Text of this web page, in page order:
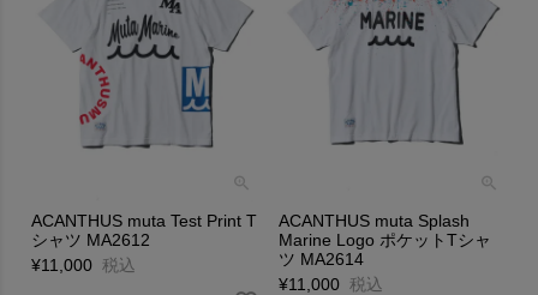
ACANTHUS muta Test Print T
シャツ MA2612
¥11,000 税込
ACANTHUS muta Splash
Marine Logo ポケットTシャ
ツ MA2614
¥11,000 税込